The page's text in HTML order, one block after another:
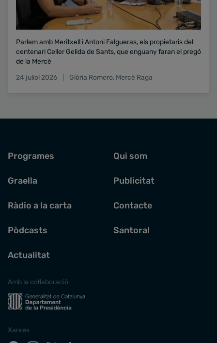
Parlem amb Meritxell i Antoni Falgueras, els propietaris del
centenari Celler Gelida de Sants, que enguany faran el pregó
de la Mercè
24 juliol 2026
Glòria Romero, Mercè Raga
Programes
Graella
Ràdio a la carta
Pòdcasts
Actualitat
Qui som
Publicitat
Contacte
Santoral
Amb la col·laboració
Xarxes